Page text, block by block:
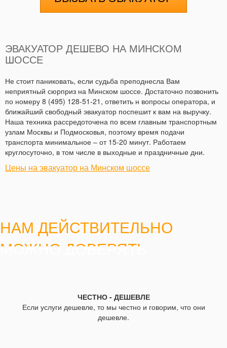
ЭВАКУАТОР ДЕШЕВО НА МИНСКОМ
ШОССЕ
Не стоит паниковать, если судьба преподнесла Вам
неприятный сюрприз на Минском шоссе. Достаточно позвонить
по номеру 8 (495) 128-51-21, ответить н вопросы оператора, и
ближайший свободный эвакуатор поспешит к вам на выручку.
Наша техника рассредоточена по всем главным транспортным
узлам Москвы и Подмосковья, поэтому время подачи
транспорта минимальное – от 15-20 минут. Работаем
круглосуточно, в том числе в выходные и праздничные дни.
Цены на эвакуатор на Минском шоссе
НАМ ДЕЙСТВИТЕЛЬНО
МОЖНО ДОВЕРЯТЬ
ЧЕСТНО - ДЕШЕВЛЕ
Если услуги дешевле, то мы честно и говорим, что они
дешевле.